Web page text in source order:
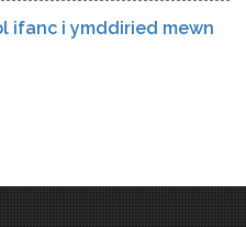
ifanc i ymddiried mewn